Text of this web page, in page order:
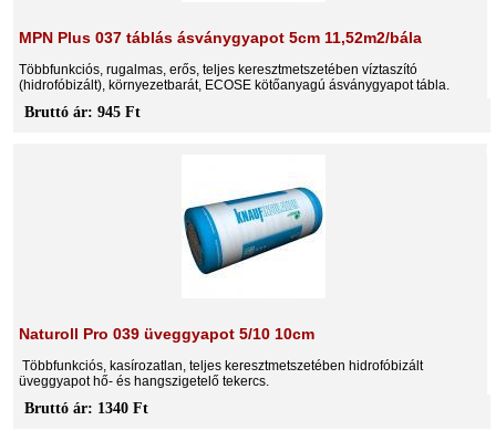
MPN Plus 037 táblás ásványgyapot 5cm 11,52m2/bála
Többfunkciós, rugalmas, erős, teljes keresztmetszetében víztaszító
(hidrofóbizált), környezetbarát, ECOSE kötőanyagú ásványgyapot tábla.
Bruttó ár: 945 Ft
Naturoll Pro 039 üveggyapot 5/10 10cm
Többfunkciós, kasírozatlan, teljes keresztmetszetében hidrofóbizált
üveggyapot hő- és hangszigetelő tekercs.
Bruttó ár: 1340 Ft